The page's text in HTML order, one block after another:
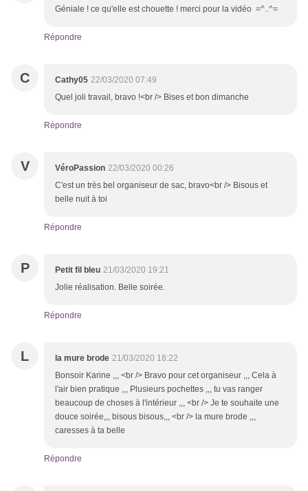
Géniale ! ce qu'elle est chouette ! merci pour la vidéo =^..^=
Répondre
C Cathy05 22/03/2020 07:49
Quel joli travail, bravo !<br /> Bises et bon dimanche
Répondre
V VéroPassion 22/03/2020 00:26
C'est un très bel organiseur de sac, bravo<br /> Bisous et
belle nuit à toi
Répondre
P Petit fil bleu 21/03/2020 19:21
Jolie réalisation. Belle soirée.
Répondre
L la mure brode 21/03/2020 18:22
Bonsoir Karine ,,, <br /> Bravo pour cet organiseur ,,, Cela à
l'air bien pratique ,,, Plusieurs pochettes ,,, tu vas ranger
beaucoup de choses à l'intérieur ,,, <br /> Je te souhaite une
douce soirée,,, bisous bisous,,, <br /> la mure brode ,,,
caresses à ta belle
Répondre